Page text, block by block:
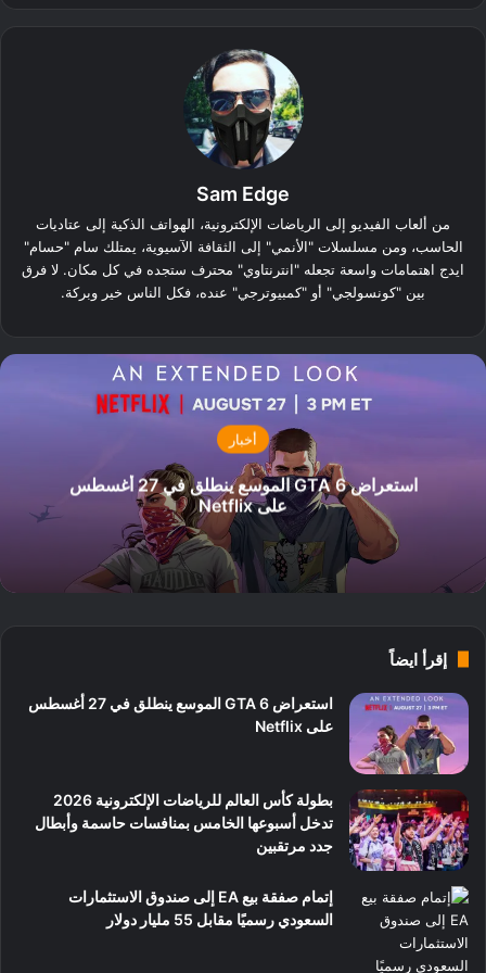
Sam Edge
من ألعاب الفيديو إلى الرياضات الإلكترونية، الهواتف الذكية إلى عتاديات
الحاسب، ومن مسلسلات "الأنمي" إلى الثقافة الآسيوية، يمتلك سام "حسام"
ايدج اهتمامات واسعة تجعله "انترنتاوي" محترف ستجده في كل مكان. لا فرق
بين "كونسولجي" أو "كمبيوترجي" عنده، فكل الناس خير وبركة.
أخبار
استعراض GTA 6 الموسع ينطلق في 27 أغسطس
على Netflix
إقرأ ايضاً
استعراض GTA 6 الموسع ينطلق في 27 أغسطس
على Netflix
بطولة كأس العالم للرياضات الإلكترونية 2026
تدخل أسبوعها الخامس بمنافسات حاسمة وأبطال
جدد مرتقبين
إتمام صفقة بيع EA إلى صندوق الاستثمارات
السعودي رسميًا مقابل 55 مليار دولار